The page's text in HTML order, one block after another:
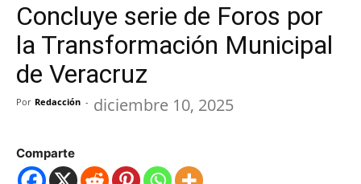
Concluye serie de Foros por
la Transformación Municipal
de Veracruz
Por Redacción - diciembre 10, 2025
Comparte